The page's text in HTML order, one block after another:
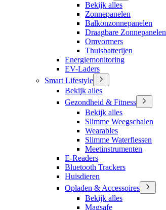
Bekijk alles
Zonnepanelen
Balkonzonnepanelen
Draagbare Zonnepanelen
Omvormers
Thuisbatterijen
Energiemonitoring
EV-Laders
Smart Lifestyle
Bekijk alles
Gezondheid & Fitness
Bekijk alles
Slimme Weegschalen
Wearables
Slimme Waterflessen
Meetinstrumenten
E-Readers
Bluetooth Trackers
Huisdieren
Opladen & Accessoires
Bekijk alles
Magsafe